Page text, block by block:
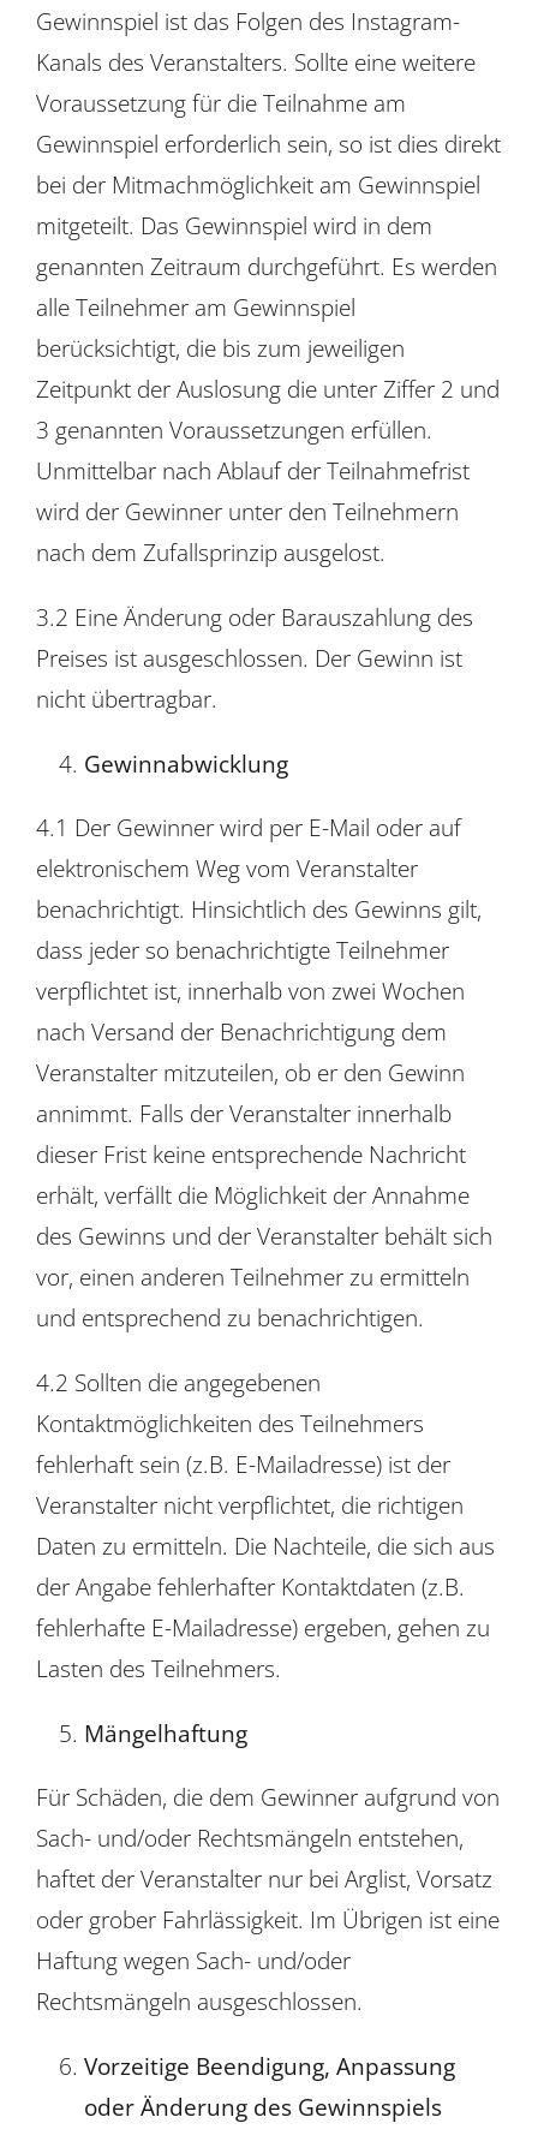
Gewinnspiel ist das Folgen des Instagram-
Kanals des Veranstalters. Sollte eine weitere
Voraussetzung für die Teilnahme am
Gewinnspiel erforderlich sein, so ist dies direkt
bei der Mitmachmöglichkeit am Gewinnspiel
mitgeteilt. Das Gewinnspiel wird in dem
genannten Zeitraum durchgeführt. Es werden
alle Teilnehmer am Gewinnspiel
berücksichtigt, die bis zum jeweiligen
Zeitpunkt der Auslosung die unter Ziffer 2 und
3 genannten Voraussetzungen erfüllen.
Unmittelbar nach Ablauf der Teilnahmefrist
wird der Gewinner unter den Teilnehmern
nach dem Zufallsprinzip ausgelost.
3.2 Eine Änderung oder Barauszahlung des
Preises ist ausgeschlossen. Der Gewinn ist
nicht übertragbar.
Gewinnabwicklung
4.1 Der Gewinner wird per E-Mail oder auf
elektronischem Weg vom Veranstalter
benachrichtigt. Hinsichtlich des Gewinns gilt,
dass jeder so benachrichtigte Teilnehmer
verpflichtet ist, innerhalb von zwei Wochen
nach Versand der Benachrichtigung dem
Veranstalter mitzuteilen, ob er den Gewinn
annimmt. Falls der Veranstalter innerhalb
dieser Frist keine entsprechende Nachricht
erhält, verfällt die Möglichkeit der Annahme
des Gewinns und der Veranstalter behält sich
vor, einen anderen Teilnehmer zu ermitteln
und entsprechend zu benachrichtigen.
4.2 Sollten die angegebenen
Kontaktmöglichkeiten des Teilnehmers
fehlerhaft sein (z.B. E-Mailadresse) ist der
Veranstalter nicht verpflichtet, die richtigen
Daten zu ermitteln. Die Nachteile, die sich aus
der Angabe fehlerhafter Kontaktdaten (z.B.
fehlerhafte E-Mailadresse) ergeben, gehen zu
Lasten des Teilnehmers.
Mängelhaftung
Für Schäden, die dem Gewinner aufgrund von
Sach- und/oder Rechtsmängeln entstehen,
haftet der Veranstalter nur bei Arglist, Vorsatz
oder grober Fahrlässigkeit. Im Übrigen ist eine
Haftung wegen Sach- und/oder
Rechtsmängeln ausgeschlossen.
Vorzeitige Beendigung, Anpassung
oder Änderung des Gewinnspiels